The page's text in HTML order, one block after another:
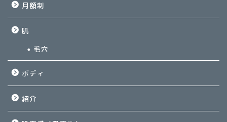
月額制
肌
毛穴
ボディ
紹介